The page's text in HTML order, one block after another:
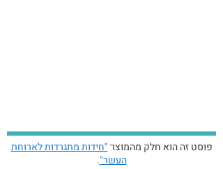
פוסט זה הוא חלק מהמוצר"חידות מתגרדות לארוחת
העשר".